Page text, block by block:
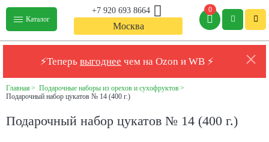
Каталог
Москва
+7 920 693 8664 0
⚡Теперь выгоднее чем на Ozon и WB ⚡
Главная
Подарочные наборы из орехов и сухофруктов
Подарочный набор цукатов № 14 (400 г.)
Подарочный набор цукатов № 14 (400 г.)